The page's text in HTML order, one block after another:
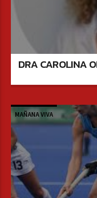
DRA CAROLINA
MAÑANA VIVA